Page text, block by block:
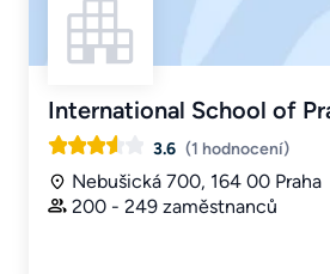
International School of
3.6 (1 hodnocení)
Nebušická 700, 164 00 Praha
200 - 249 zaměstnanců